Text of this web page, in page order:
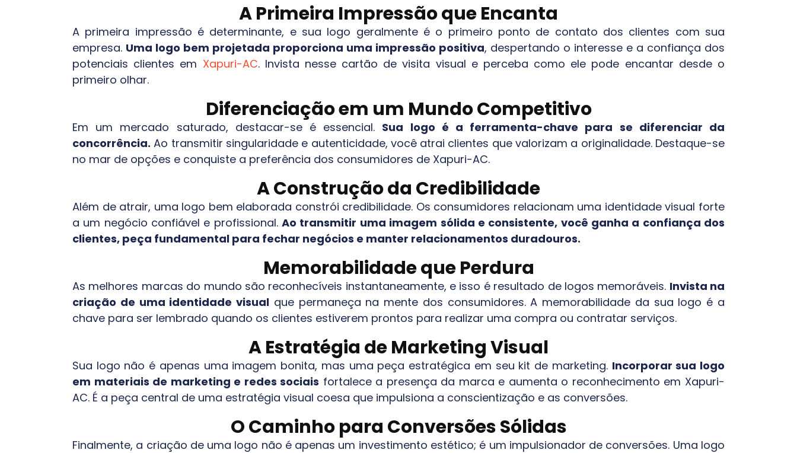
A Primeira Impressão que Encanta
A primeira impressão é determinante, e sua logo geralmente é o primeiro ponto de contato dos clientes com sua
empresa. Uma logo bem projetada proporciona uma impressão positiva, despertando o interesse e a confiança dos
potenciais clientes em Xapuri-AC. Invista nesse cartão de visita visual e perceba como ele pode encantar desde o
primeiro olhar.
Diferenciação em um Mundo Competitivo
Em um mercado saturado, destacar-se é essencial. Sua logo é a ferramenta-chave para se diferenciar da
concorrência. Ao transmitir singularidade e autenticidade, você atrai clientes que valorizam a originalidade. Destaque-se
no mar de opções e conquiste a preferência dos consumidores de Xapuri-AC.
A Construção da Credibilidade
Além de atrair, uma logo bem elaborada constrói credibilidade. Os consumidores relacionam uma identidade visual forte
a um negócio confiável e profissional.Ao transmitir uma imagem sólida e consistente, você ganha a confiança dos
clientes, peça fundamental para fechar negócios e manter relacionamentos duradouros.
Memorabilidade que Perdura
As melhores marcas do mundo são reconhecíveis instantaneamente, e isso é resultado de logos memoráveis. Invista na
criação de uma identidade visual que permaneça na mente dos consumidores. A memorabilidade da sua logo é a
chave para ser lembrado quando os clientes estiverem prontos para realizar uma compra ou contratar serviços.
A Estratégia de Marketing Visual
Sua logo não é apenas uma imagem bonita, mas uma peça estratégica em seu kit de marketing. Incorporar sua logo
em materiais de marketing e redes sociais fortalece a presença da marca e aumenta o reconhecimento em Xapuri-
AC. É a peça central de uma estratégia visual coesa que impulsiona a conscientização e as conversões.
O Caminho para Conversões Sólidas
Finalmente, a criação de uma logo não é apenas um investimento estético; é um impulsionador de conversões. Uma logo